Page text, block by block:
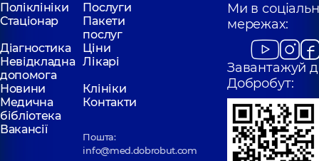
Поліклініки
Послуги
Стаціонар
Пакети
послуг
Діагностика
Ціни
Невідкладна
допомога
Лікарі
Новини
Клініки
Медична
бібліотека
Контакти
Вакансії
Пошта:
info@med.dobrobut.com
Ми в
мережах:
Завантажуй
Добробут: